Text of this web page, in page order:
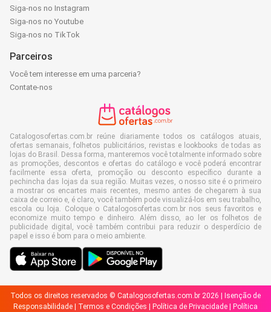
Siga-nos no Instagram
Siga-nos no Youtube
Siga-nos no TikTok
Parceiros
Você tem interesse em uma parceria?
Contate-nos
Catalogosofertas.com.br reúne diariamente todos os catálogos atuais,
ofertas semanais, folhetos publicitários, revistas e lookbooks de todas as
lojas do Brasil. Dessa forma, manteremos você totalmente informado sobre
as promoções, descontos e ofertas do catálogo e você poderá encontrar
facilmente essa oferta, promoção ou desconto específico durante a
pechincha das lojas da sua região. Muitas vezes, o nosso site é o primeiro
a mostrar os encartes mais recentes, mesmo antes de chegarem à sua
caixa de correio e, é claro, você também pode visualizá-los em seu trabalho,
escola ou loja. Coloque o Catalogosofertas.com.br nos seus favoritos e
economize muito tempo e dinheiro. Além disso, ao ler os folhetos de
publicidade digital, você também contribui para reduzir o desperdício de
papel e isso é bom para o meio ambiente.
Todos os direitos reservados © Catalogosofertas.com.br 2026 | Isenção de
Responsabilidade | Termos e Condições | Política de Privacidade | Política